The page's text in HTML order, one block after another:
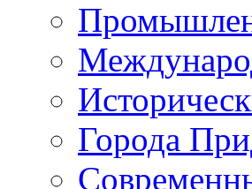
Города